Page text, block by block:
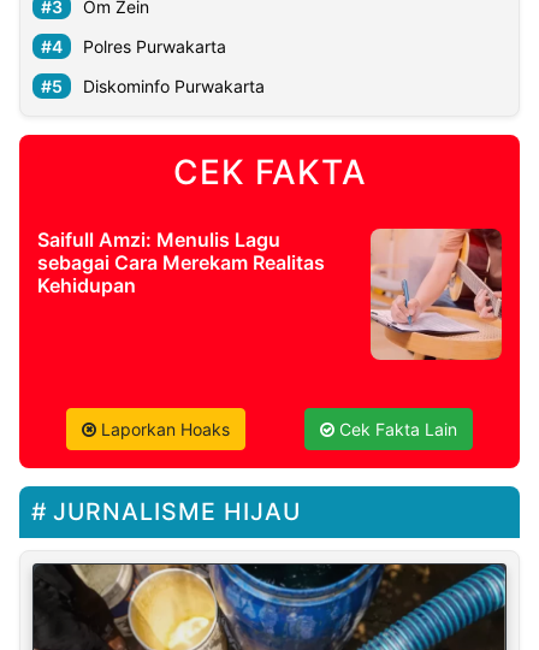
Om Zein
Polres Purwakarta
Diskominfo Purwakarta
CEK FAKTA
Saifull Amzi: Menulis Lagu
sebagai Cara Merekam Realitas
Kehidupan
Laporkan Hoaks Cek Fakta Lain
JURNALISME HIJAU